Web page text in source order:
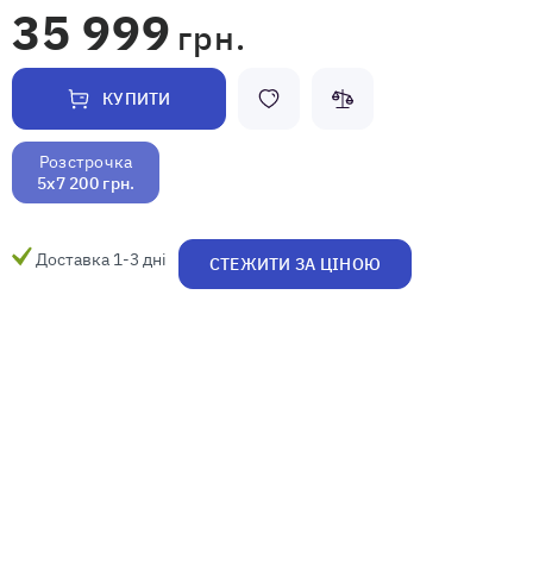
35 999 грн.
КУПИТИ
Розстрочка
5x7 200 грн.
Доставка 1-3 дні СТЕЖИТИ ЗА ЦІНОЮ